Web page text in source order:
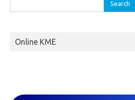
e
Online KME